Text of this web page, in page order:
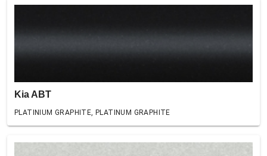
Kia ABT
PLATINIUM GRAPHITE, PLATINUM GRAPHITE